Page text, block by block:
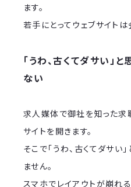
ます。
若手にとってウェブサイトは
「うわ、古くてダサい」
ない
求人媒体で御社を知った求
サイトを開きます。
そこで「うわ、古くてダサい
ません。
スマホでレイアウトが崩れ